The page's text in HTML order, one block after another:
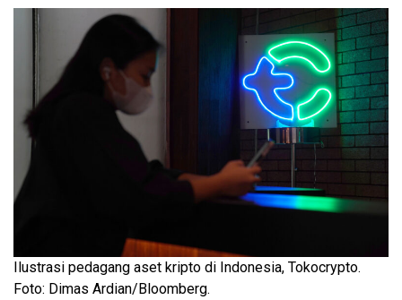
Ilustrasi pedagang aset kripto di Indonesia, Tokocrypto.
Foto: Dimas Ardian/Bloomberg.